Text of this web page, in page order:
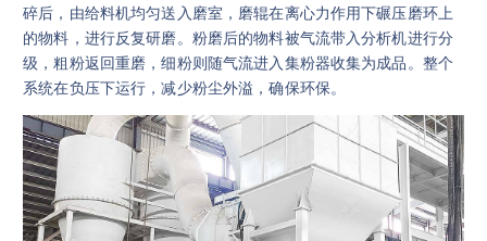
碎后，由给料机均匀送入磨室，磨辊在离心力作用下碾压磨环上
的物料，进行反复研磨。粉磨后的物料被气流带入分析机进行分
级，粗粉返回重磨，细粉则随气流进入集粉器收集为成品。整个
系统在负压下运行，减少粉尘外溢，确保环保。